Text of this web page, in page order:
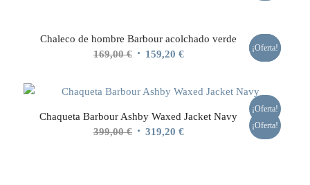
era:
99,95 €.
es:
69,97 €.
¡Oferta!
Chaleco de hombre Barbour acolchado verde
169,00€ El
original
169,00 €.
159,20 €El
actual
159,20 €.
¡Oferta!
¡Oferta!
Chaqueta Barbour Ashby Waxed Jacket Navy
399,00€ El 319,20 €El
¡Oferta!